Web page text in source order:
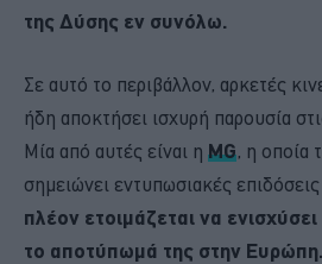
της Δύσης εν συνόλω.
Σε αυτό το περιβάλλον, αρκετές
ήδη αποκτήσει ισχυρή παρουσία
Μία από αυτές είναι η MG, η οποία
σημειώνει εντυπωσιακές
πλέον ετοιμάζεται να
το αποτύπωμά της στην Ευρώπη.